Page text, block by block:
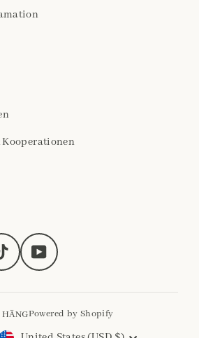
TikTok YouTube
Powered by Shopify